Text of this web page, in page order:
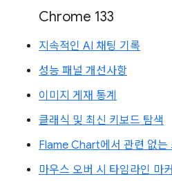
Chrome 133
지속적인 AI 채팅 기록
성능 패널 개선사항
이미지 게재 통계
클래식 및 최신 키보드 탐색
Flame Chart에서 관련 없는
마우스 오버 시 타임라인 마